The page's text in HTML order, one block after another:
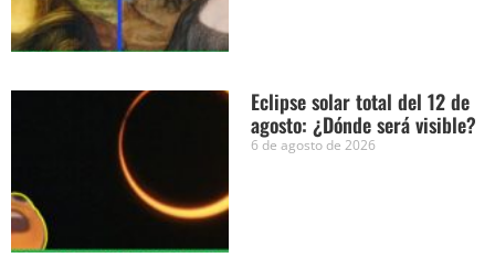
Eclipse solar total del 12 de
agosto: ¿Dónde será visible?
6 de agosto de 2026